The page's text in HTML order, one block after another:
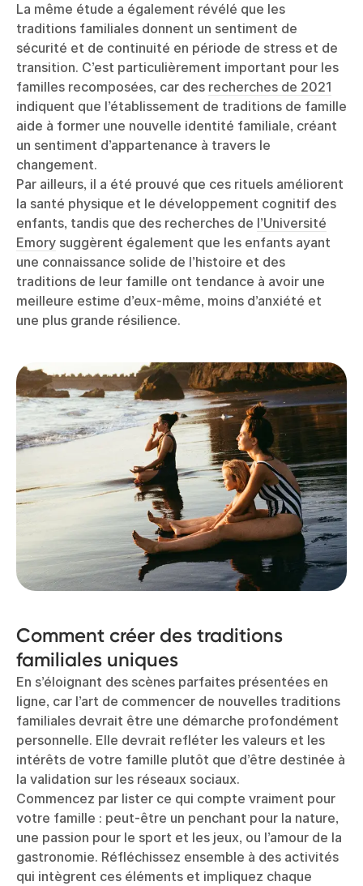
La même étude a également révélé que les
traditions familiales donnent un sentiment de
sécurité et de continuité en période de stress et de
transition. C’est particulièrement important pour les
familles recomposées, car des recherches de 2021
indiquent que l’établissement de traditions de famille
aide à former une nouvelle identité familiale, créant
un sentiment d’appartenance à travers le
changement.
Par ailleurs, il a été prouvé que ces rituels améliorent
la santé physique et le développement cognitif des
enfants, tandis que des recherches de l’Université
Emory suggèrent également que les enfants ayant
une connaissance solide de l’histoire et des
traditions de leur famille ont tendance à avoir une
meilleure estime d’eux-même, moins d’anxiété et
une plus grande résilience.
Comment créer des traditions
familiales uniques
En s’éloignant des scènes parfaites présentées en
ligne, car l’art de commencer de nouvelles traditions
familiales devrait être une démarche profondément
personnelle. Elle devrait refléter les valeurs et les
intérêts de votre famille plutôt que d’être destinée à
la validation sur les réseaux sociaux.
Commencez par lister ce qui compte vraiment pour
votre famille : peut-être un penchant pour la nature,
une passion pour le sport et les jeux, ou l’amour de la
gastronomie. Réfléchissez ensemble à des activités
qui intègrent ces éléments et impliquez chaque